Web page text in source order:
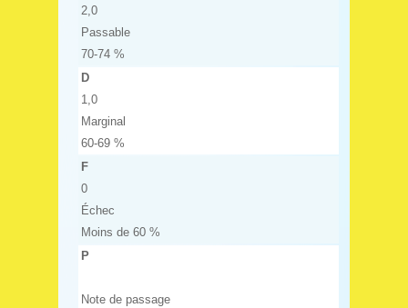
2,0
Passable
70-74 %
D
1,0
Marginal
60-69 %
F
0
Échec
Moins de 60 %
P
Note de passage